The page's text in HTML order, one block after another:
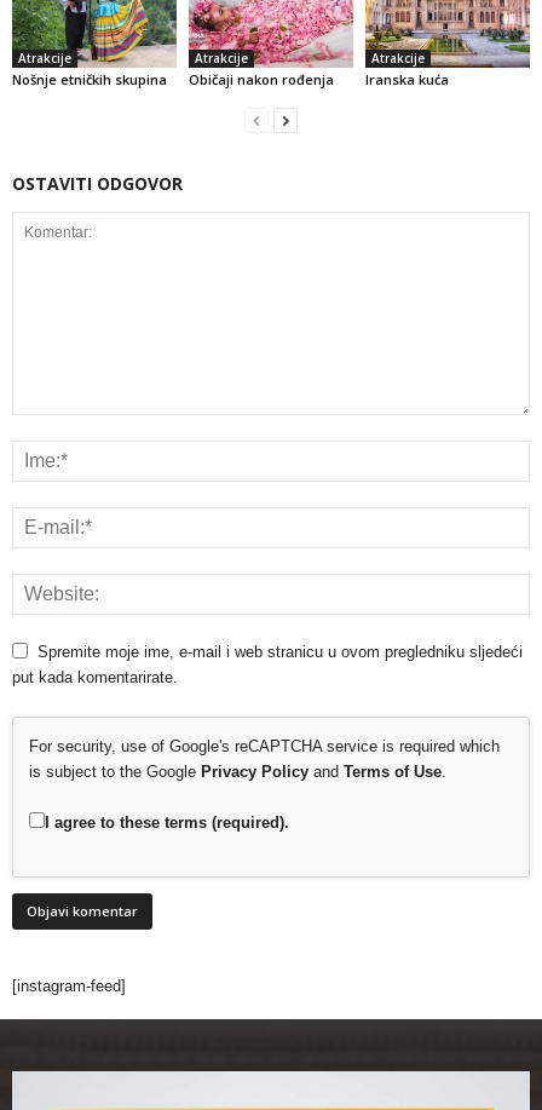
Atrakcije
Nošnje etničkih skupina
Atrakcije
Običaji nakon rođenja
Atrakcije
Iranska kuća
OSTAVITI ODGOVOR
Spremite moje ime, e-mail i web stranicu u ovom pregledniku sljedeći
put kada komentarirate.
For security, use of Google's reCAPTCHA service is required which
is subject to the Google Privacy Policy and Terms of Use.
I agree to these terms (required).
[instagram-feed]